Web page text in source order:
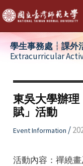
Skip
to
content
學生事務處┆課外
Extracurricular
東吳大學辦
賦」活動
Event Information /
活動內容：禪繞畫